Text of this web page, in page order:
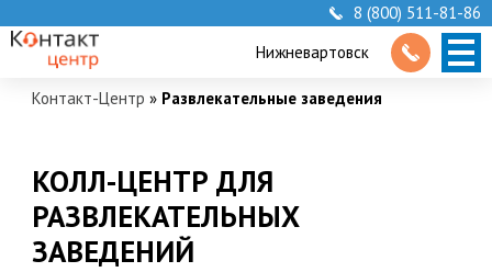
8 (800) 511-81-86
Нижневартовск
Контакт-Центр » Развлекательные заведения
КОЛЛ-ЦЕНТР ДЛЯ
РАЗВЛЕКАТЕЛЬНЫХ
ЗАВЕДЕНИЙ